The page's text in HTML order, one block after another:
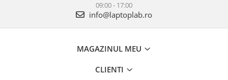
09:00 - 17:00
info@laptoplab.ro
MAGAZINUL MEU
CLIENTI